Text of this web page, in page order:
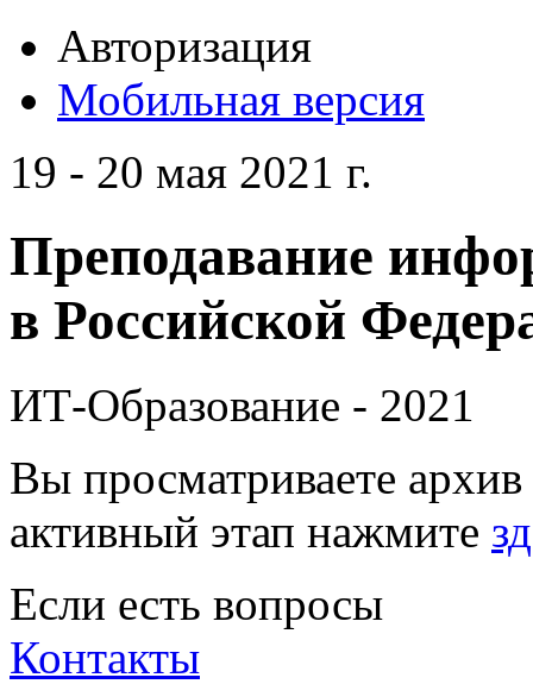
Авторизация
Мобильная версия
19 - 20 мая 2021 г.
Преподавание
в Российской
ИТ-Образование - 2021
Вы просматриваете
активный этап нажмите
Если есть вопросы
Контакты